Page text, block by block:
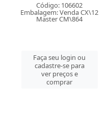
Código: 10995
Embalagem: Venda PT\10
Master CM\200
Faça seu login ou
cadastre-se para
ver preços e
comprar